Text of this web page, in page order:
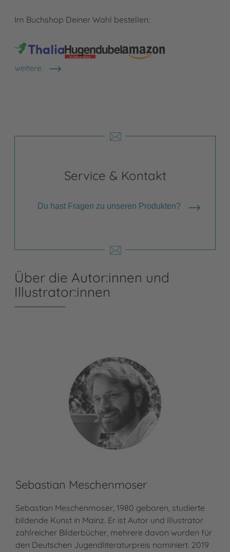
Im Buchshop Deiner Wahl bestellen:
weitere
Shops anzeigen
Service & Kontakt
Du hast Fragen zu unseren Produkten?
Über die Autor:innen und
Illustrator:innen
Sebastian Meschenmoser
Sebastian Meschenmoser, 1980 geboren, studierte
bildende Kunst in Mainz. Er ist Autor und Illustrator
zahlreicher Bilderbücher, mehrere davon wurden für
den Deutschen Jugendliteraturpreis nominiert. 2019